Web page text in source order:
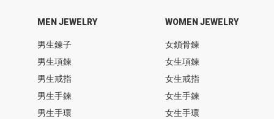
MEN JEWELRY
男生鍊子
男生項鍊
男生戒指
男生手鍊
男生手環
WOMEN JEWELRY
女鎖骨鍊
女生項鍊
女生戒指
女生手鍊
女生手環